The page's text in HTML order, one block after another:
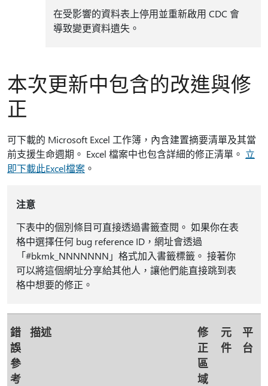
在受影響的資料表上停用並重新啟用 CDC 會
導致變更資料遺失。
本次更新中包含的改進與修
正
可下載的 Microsoft Excel 工作簿，內含建置摘要清單及其當
前支援生命週期。 Excel 檔案中也包含詳細的修正清單。 立
即下載此Excel檔案 。
注意
下表中的個別條目可直接透過書籤查閱。 如果你在表
格中選擇任何 bug reference ID，網址會透過
「#bkmk_NNNNNNN」格式加入書籤標籤。 接著你
可以將這個網址分享給其他人，讓他們能直接跳到表
格中想要的修正。
錯
誤
參
考
描述
修
正
區
域
元
件
平
台